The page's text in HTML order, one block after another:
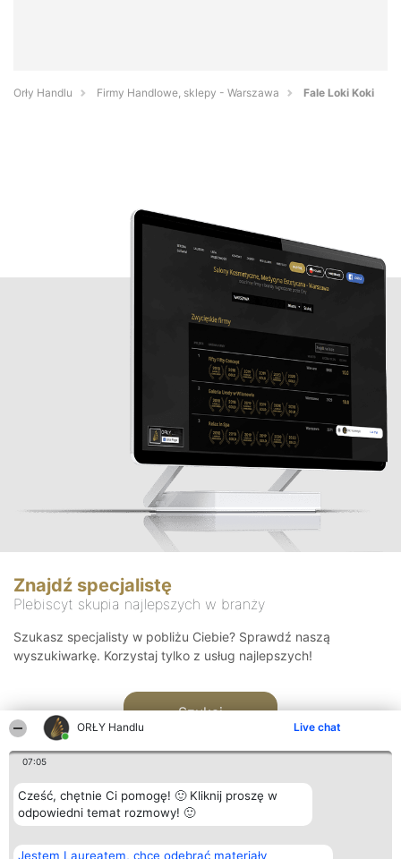
ORŁY Handlu Live chat
07:05
Cześć, chętnie Ci pomogę! 🙂 Kliknij proszę w
odpowiedni temat rozmowy! 🙂
Jestem Laureatem, chcę odebrać materiały
Orły Handlu Firmy Handlowe, sklepy - Warszawa Fale Loki Koki
Znajdź specjalistę
Plebiscyt skupia najlepszych w branży
Szukasz specjalisty w pobliżu Ciebie? Sprawdź naszą
wyszukiwarkę. Korzystaj tylko z usług najlepszych!
Szukaj
Organizator plebiscytu
Bright Side Solutions sp. z o.
Plebiscyt
Laureaci
Kontakt
Kontakt